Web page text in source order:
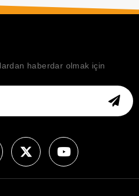
haberdar olmak için